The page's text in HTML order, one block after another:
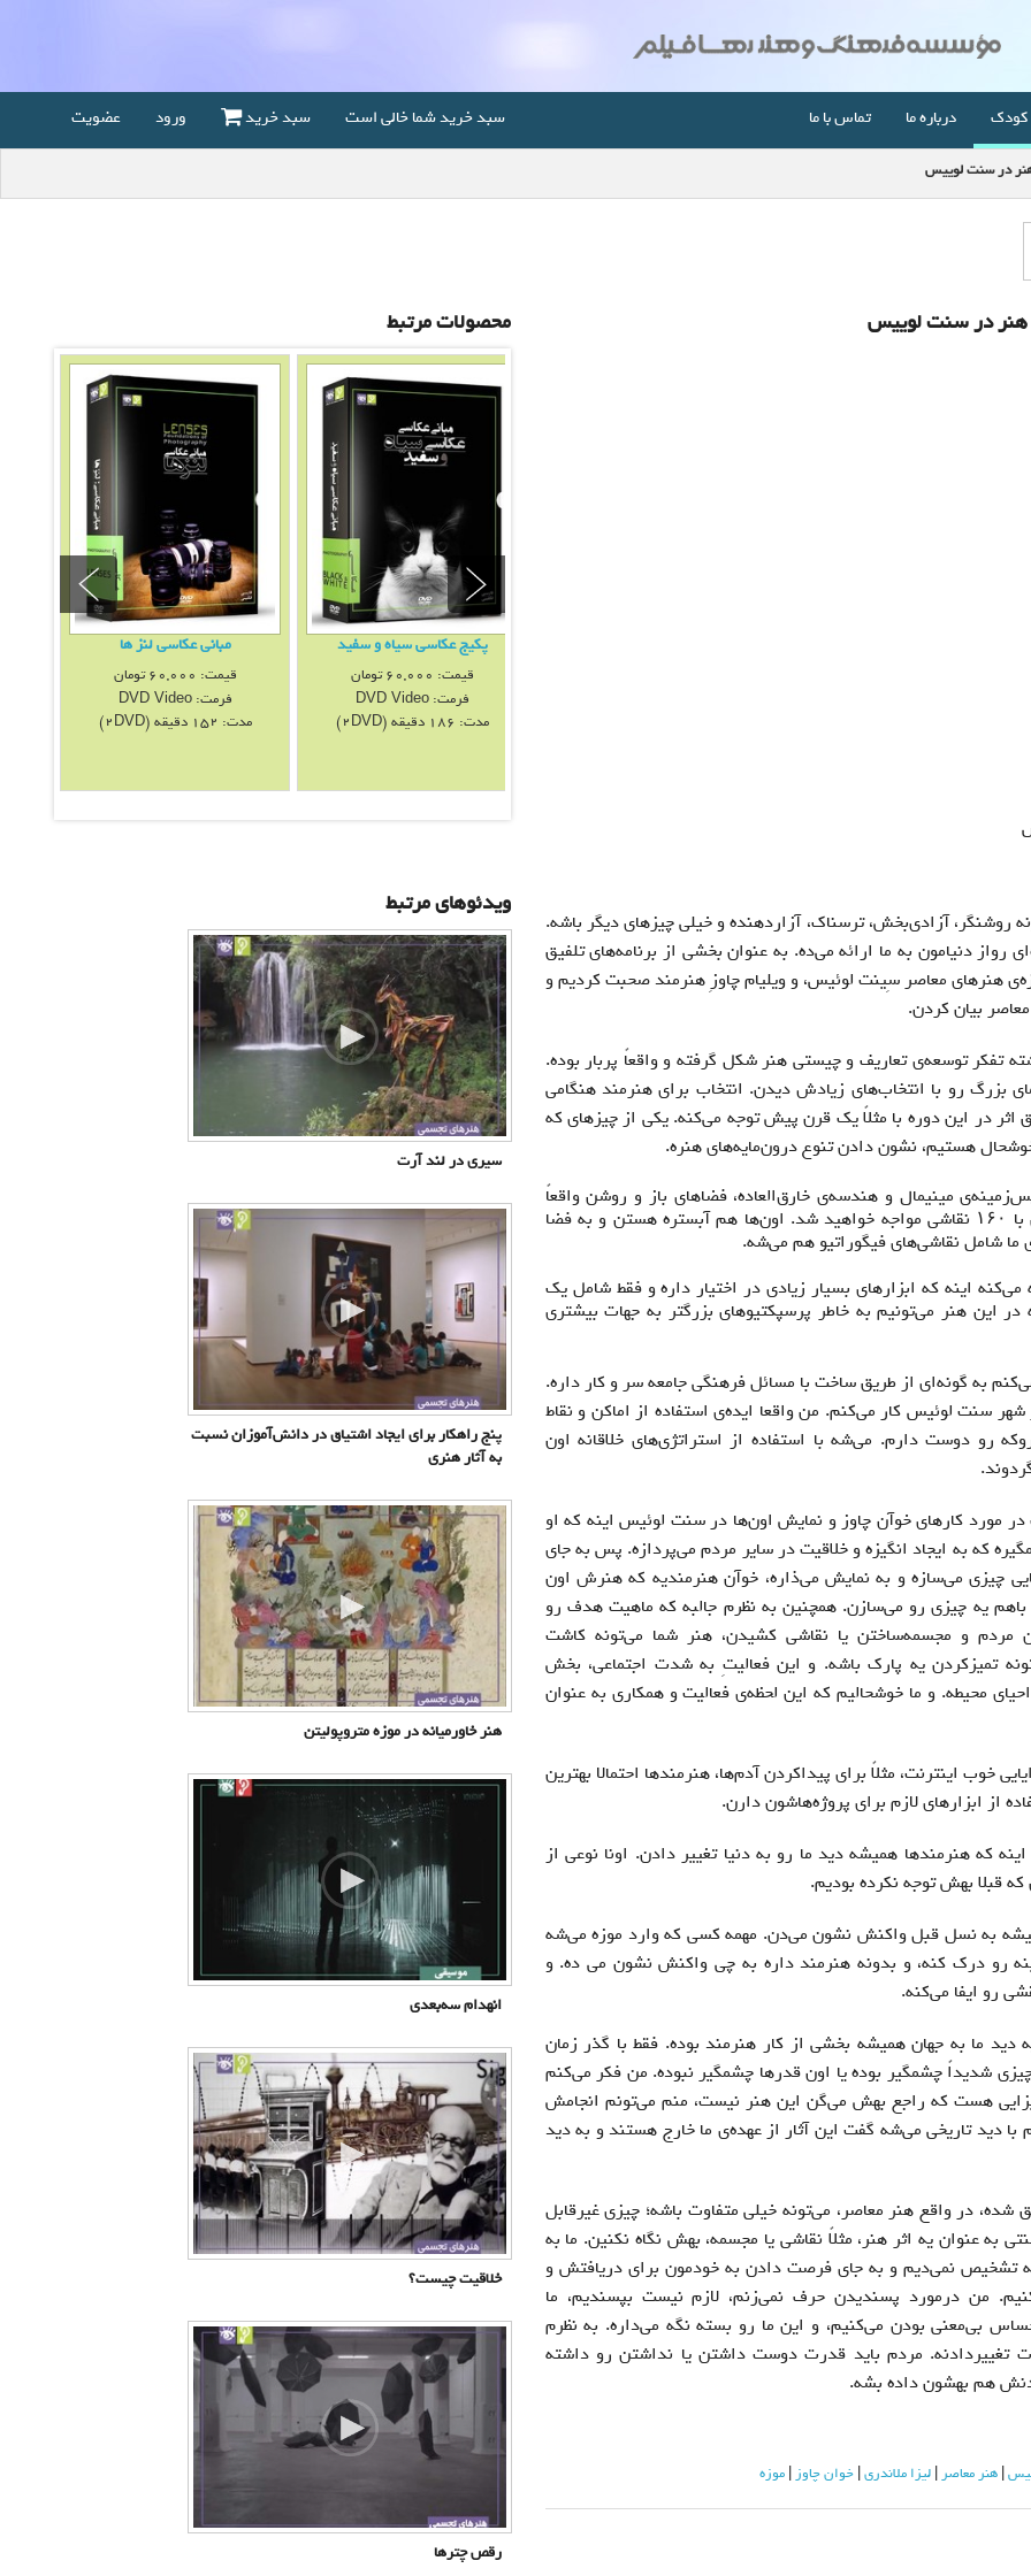
کودک درباره ما تماس با ما سبد خرید شما خالی است سبد خرید ورود عضویت
در سنت لوییس
هنر در سنت لوییس
روشنگر، آزادی‌بخش، ترسناک، آزاردهنده و خیلی چیزهای دیگر باشه.
رواز دنیامون به ما ارائه می‌ده. به عنوان بخشی از برنامه‌های تلفیق
هنرهای معاصر سِینت لوئیس، و ویلیام چاوزِ هنرمند صحبت کردیم و
بیان کردن.
تفکر توسعه‌ی تعاریف و چیستی هنر شکل گرفته و واقعاً پربار بوده.
بزرگ رو با انتخاب‌های زیادش دیدن. انتخاب برای هنرمند هنگامی
اثر در این دوره با مثلاً یک قرن پیش توجه می‌کنه. یکی از چیزهای که
هستیم، نشون دادن تنوع درون‌مایه‌های هنره.
مینیمال و هندسه‌ی خارق‌العاده، فضاهای باز و روشن واقعاً
جالبه، ولی وقتی ماه دیگه بیاین با ۱۶۰ نقاشی مواجه خواهید شد. اون‌ها هم آبستره هستن و به فضا
ما شامل نقاشی‌های فیگوراتیو هم می‌شه.
اینه که ابزارهای بسیار زیادی در اختیار داره و فقط شامل یک
این هنر می‌تونیم به خاطر پرسپکتیوهای بزرگتر به جهات بیشتری
به گونه‌ای از طریق ساخت با مسائل فرهنگی جامعه سر و کار داره.
سنت لوئیس کار می‌کنم. من واقعا ایده‌ی استفاده از اماکن و نقاط
رو دوست دارم. می‌شه با استفاده از استراتژی‌های خلاقانه اون
مورد کارهای خوآن چاوز و نمایش اون‌ها در سنت لوئیس اینه که او
که به ایجاد انگیزه و خلاقیت در سایر مردم می‌پردازه. پس به جای
چیزی می‌سازه و به نمایش می‌ذاره، خوآن هنرمندیه که هنرش اون
یه چیزی رو می‌سازن. همچنین به‌ نظرم جالبه که ماهیت هدف رو
مردم و مجسمه‌ساختن یا نقاشی کشیدن، هنر شما می‌تونه کاشت
تمیزکردن یه پارک باشه. و این فعالیتِ به شدت اجتماعی، بخش
محیطه. و ما خوشحالیم که این لحظه‌ی فعالیت و همکاری به عنوان
خوب اینترنت، مثلاً برای پیداکردن آدم‌ها، هنرمندها احتمالا بهترین
از ابزارهای لازم برای پروژه‌ها‌شون دارن.
که هنرمندها همیشه دید ما رو به دنیا تغییر دادن. اونا نوعی از
که قبلا بهش توجه نکرده بودیم.
به نسل قبل واکنش نشون می‌دن. مهمه کسی که وارد موزه می‌شه
رو درک کنه، و بدونه هنرمند داره به چی واکنش نشون می ده. و
رو ایفا می‌کنه.
ما به جهان همیشه بخشی از کار هنرمند بوده. فقط با گذر زمان
شدیداً چشمگیر بوده یا اون قدرها چشمگیر نبوده. من فکر می‌کنم
چیزایی هست که راجع بهش می‌گن این هنر نیست، منم می‌تونم انجامش
با دید تاریخی می‌شه گفت این آثار از عهده‌ی ما خارج هستند و به دید
در واقع هنر معاصر، می‌تونه خیلی متفاوت باشه؛ چیزی غیرقابل
به عنوان یه اثر هنر، مثلاً نقاشی یا مجسمه، بهش نگاه نکنین. ما به
تشخیص نمی‌دیم و به جای فرصت دادن به خودمون برای دریافتش و
من درمورد پسندیدن حرف نمی‌زنم، لازم نیست بپسندیم، ما
بی‌معنی بودن می‌کنیم، و این ما رو بسته نگه می‌داره. به نظرم
تغییردادنه. مردم باید قدرت دوست داشتن یا نداشتن رو داشته
هم بهشون داده بشه.
هنر معاصر لیزا ملاندری خوان چاوز موزه
محصولات مرتبط
مبانی عکاسی لنز ها
قیمت: 60,000تومان
فرمت:DVD Video
مدت: 152 دقيقه (2DVD)
پکیج عكاسی سياه و سفيد
قیمت: 60,000تومان
فرمت:DVD Video
مدت: 186 دقيقه (2DVD)
ویدئوهای مرتبط
سیری در لند آرت
پنج راهکار برای ایجاد اشتیاق در دانش‌آموزان نسبت
به آثار هنری
هنر خاورمیانه در موزه متروپولیتن
انهدام سه‌بعدی
خلاقیت چیست؟
رقص چترها